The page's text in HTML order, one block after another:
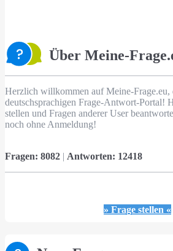
Über Meine-
Herzlich willkommen auf Meine-Frage.eu,
deutschsprachigen Frage-Antwort-Portal!
stellen und Fragen anderer User
noch ohne Anmeldung!
Fragen: 8082 | Antworten: 12418
» Frage stellen «